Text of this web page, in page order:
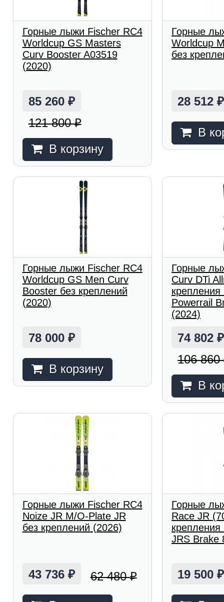
Горные лыжи Fischer RC4
Worldcup GS Masters
Curv Booster A03519
(2020)
85 260 ₽
121 800₽
В корзину
Горные
Worldcup
без
28 512₽
В
Горные лыжи Fischer RC4
Worldcup GS Men Curv
Booster без креплений
(2020)
78 000 ₽
В корзину
Горные
Curv DTi
Powerrail
(2024)
74 802₽
106 860
В
Горные лыжи Fischer RC4
Noize JR M/O-Plate JR
без креплений (2026)
43 736 ₽ 62 480₽
Горные
Race JR
JRS Brake
19 500₽